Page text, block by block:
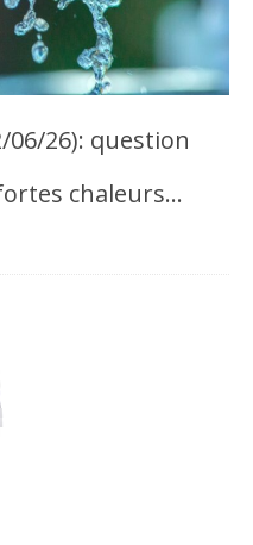
06/26): question
chaleurs…